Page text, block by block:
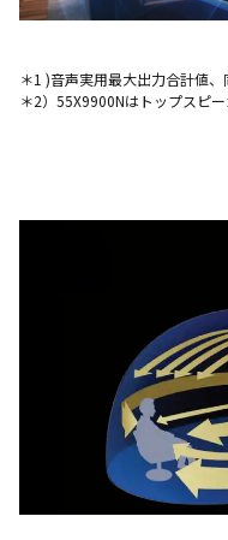
＊1 )音声実用最大出力合計値、
＊2）55X9900Nはトップスピ